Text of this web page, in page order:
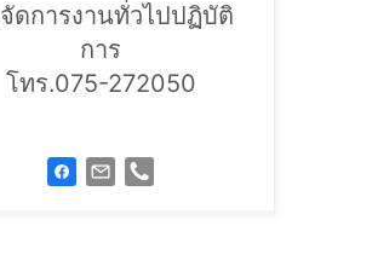
ดการงานทั่วไปปฏิบัติ
การ
โทร.075-272050